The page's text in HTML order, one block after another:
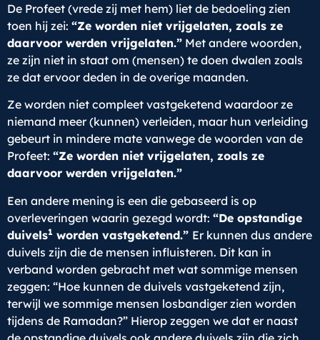
De Profeet (vrede zij met hem) liet de bedoeling zien
toen hij zei: “Ze worden niet vrijgelaten, zoals ze
daarvoor werden vrijgelaten.” Met andere woorden,
ze zijn niet in staat om (mensen) te doen dwalen zoals
ze dat ervoor deden in de overige maanden.
Ze worden niet compleet vastgeketend waardoor ze
niemand meer (kunnen) verleiden, maar hun verleiding
gebeurt in mindere mate vanwege de woorden van de
Profeet: “Ze worden niet vrijgelaten, zoals ze
daarvoor werden vrijgelaten.”
Een andere mening is een die gebaseerd is op
overleveringen waarin gezegd wordt: “De opstandige
duivels1 worden vastgeketend.” Er kunnen dus andere
duivels zijn die de mensen influisteren. Dit kan in
verband worden gebracht met wat sommige mensen
zeggen: “Hoe kunnen de duivels vastgeketend zijn,
terwijl we sommige mensen losbandiger zien worden
tijdens de Ramadan?” Hierop zeggen we dat er naast